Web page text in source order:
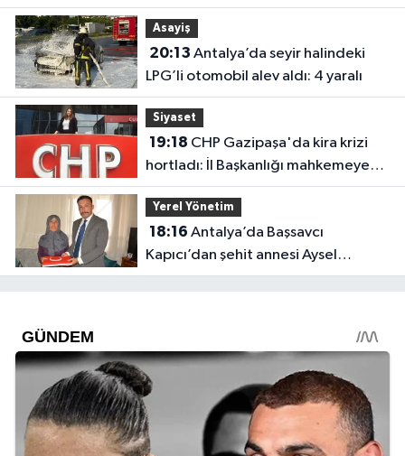
Asayiş
20:13
LPG’li otomobil alev aldı: 4 yaralı
Siyaset
19:18
hortladı: İl Başkanlığı mahkemeye
gitti
Yerel Yönetim
18:16
Kapıcı’dan şehit annesi Aysel
Belen’e anlamlı ziyaret